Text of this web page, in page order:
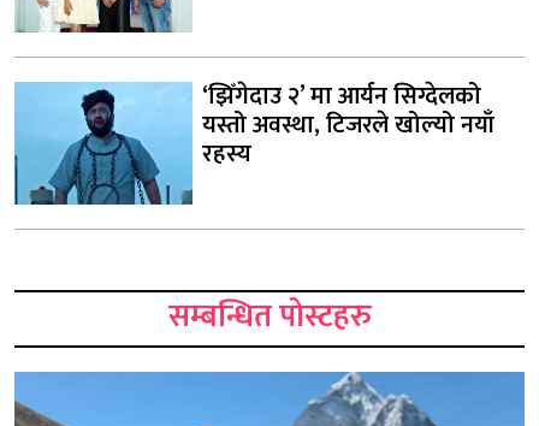
‘झिँगेदाउ २’ मा आर्यन सिग्देलको
यस्तो अवस्था, टिजरले खोल्यो नयाँ
रहस्य
सम्बन्धित पोस्टहरु